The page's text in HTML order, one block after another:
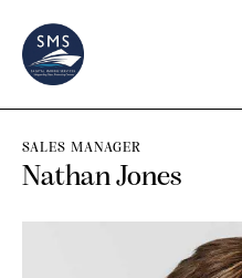
SALES MANAGER
Nathan Jones